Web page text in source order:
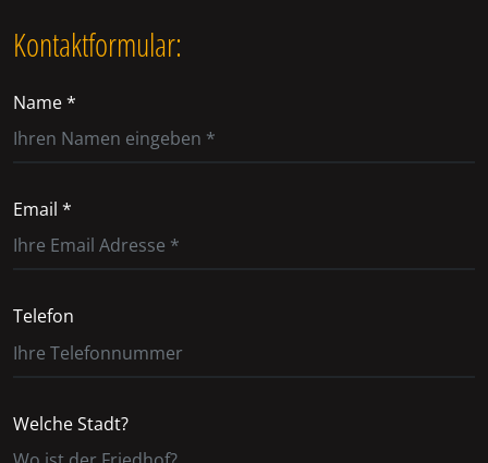
Kontaktformular:
Name *
Email *
Telefon
Welche Stadt?